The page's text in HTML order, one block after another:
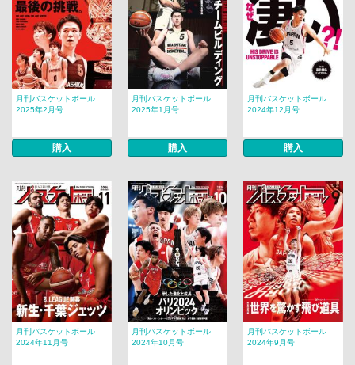
月刊バスケットボール
2025年2月号
購入
月刊バスケットボール
2025年1月号
購入
月刊バスケットボール
2024年12月号
購入
月刊バスケットボール
2024年11月号
月刊バスケットボール
2024年10月号
月刊バスケットボール
2024年9月号